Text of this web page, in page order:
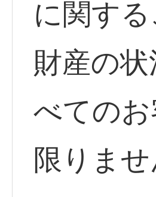
に関す
財産の
べての
限りませ